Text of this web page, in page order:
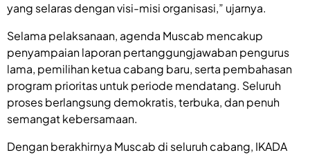
yang selaras dengan visi-misi organisasi,” ujarnya.
Selama pelaksanaan, agenda Muscab mencakup
penyampaian laporan pertanggungjawaban pengurus
lama, pemilihan ketua cabang baru, serta pembahasan
program prioritas untuk periode mendatang. Seluruh
proses berlangsung demokratis, terbuka, dan penuh
semangat kebersamaan.
Dengan berakhirnya Muscab di seluruh cabang, IKADA